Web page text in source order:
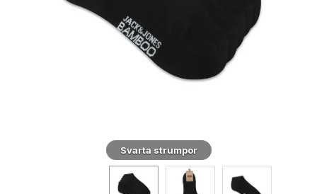
Svarta strumpor